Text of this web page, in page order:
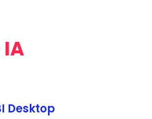
Desktop